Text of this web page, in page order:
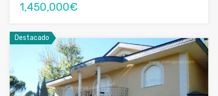
1,450,000€
Destacado